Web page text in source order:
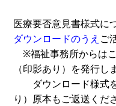
医療要否意見書様式に
ダウンロードのうえ ご
※福祉事務所からは
（印影あり）を発行し
ダウンロード様式を
り）原本もご返送くだ